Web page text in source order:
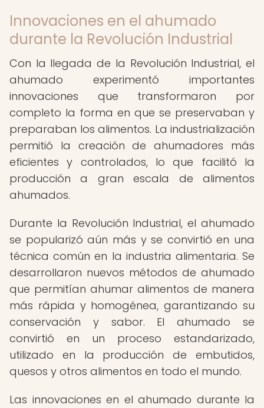
Innovaciones en el ahumado
durante la Revolución Industrial
Con la llegada de la Revolución Industrial, el
ahumado experimentó importantes
innovaciones que transformaron por
completo la forma en que se preservaban y
preparaban los alimentos. La industrialización
permitió la creación de ahumadores más
eficientes y controlados, lo que facilitó la
producción a gran escala de alimentos
ahumados.
Durante la Revolución Industrial, el ahumado
se popularizó aún más y se convirtió en una
técnica común en la industria alimentaria. Se
desarrollaron nuevos métodos de ahumado
que permitían ahumar alimentos de manera
más rápida y homogénea, garantizando su
conservación y sabor. El ahumado se
convirtió en un proceso estandarizado,
utilizado en la producción de embutidos,
quesos y otros alimentos en todo el mundo.
Las innovaciones en el ahumado durante la